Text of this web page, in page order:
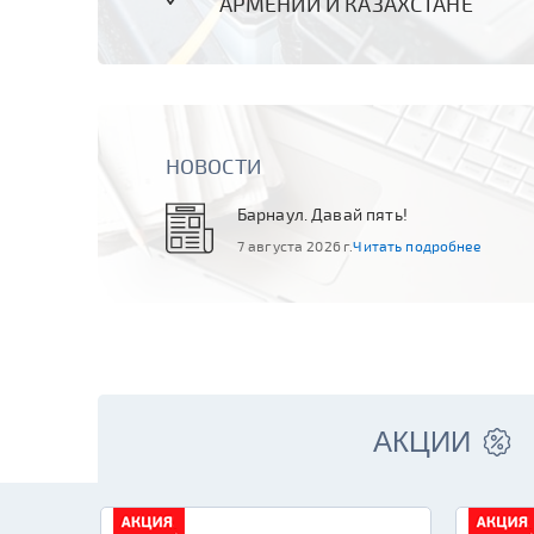
НОВОСТИ
Барнаул. Давай пять!
7 августа 2026 г.Читать подробнее
АКЦИИ